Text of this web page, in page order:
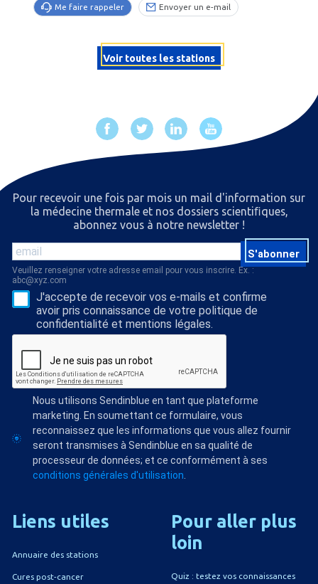
Me faire rappeler Envoyer un e-mail
Voir toutes les stations
Pour recevoir une fois par mois un mail d'information sur
la médecine thermale et nos dossiers scientiﬁques,
abonnez vous à notre newsletter !
S'abonner
Veuillez renseigner votre adresse email pour vous inscrire. Ex. :
abc@xyz.com
J'accepte de recevoir vos e-mails et confirme
avoir pris connaissance de votre politique de
confidentialité et mentions légales.
Nous utilisons Sendinblue en tant que plateforme
marketing. En soumettant ce formulaire, vous
reconnaissez que les informations que vous allez fournir
seront transmises à Sendinblue en sa qualité de
processeur de données; et ce conformément à ses
conditions générales d'utilisation
Liens utiles
Annuaire des stations
Cures post-cancer
Pour aller plus
loin
Quiz : testez vos connaissances